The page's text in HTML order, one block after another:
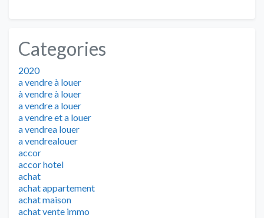
Categories
2020
a vendre à louer
à vendre à louer
a vendre a louer
a vendre et a louer
a vendrea louer
a vendrealouer
accor
accor hotel
achat
achat appartement
achat maison
achat vente immo